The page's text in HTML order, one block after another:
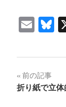
投
稿
前の記事
折り紙で立